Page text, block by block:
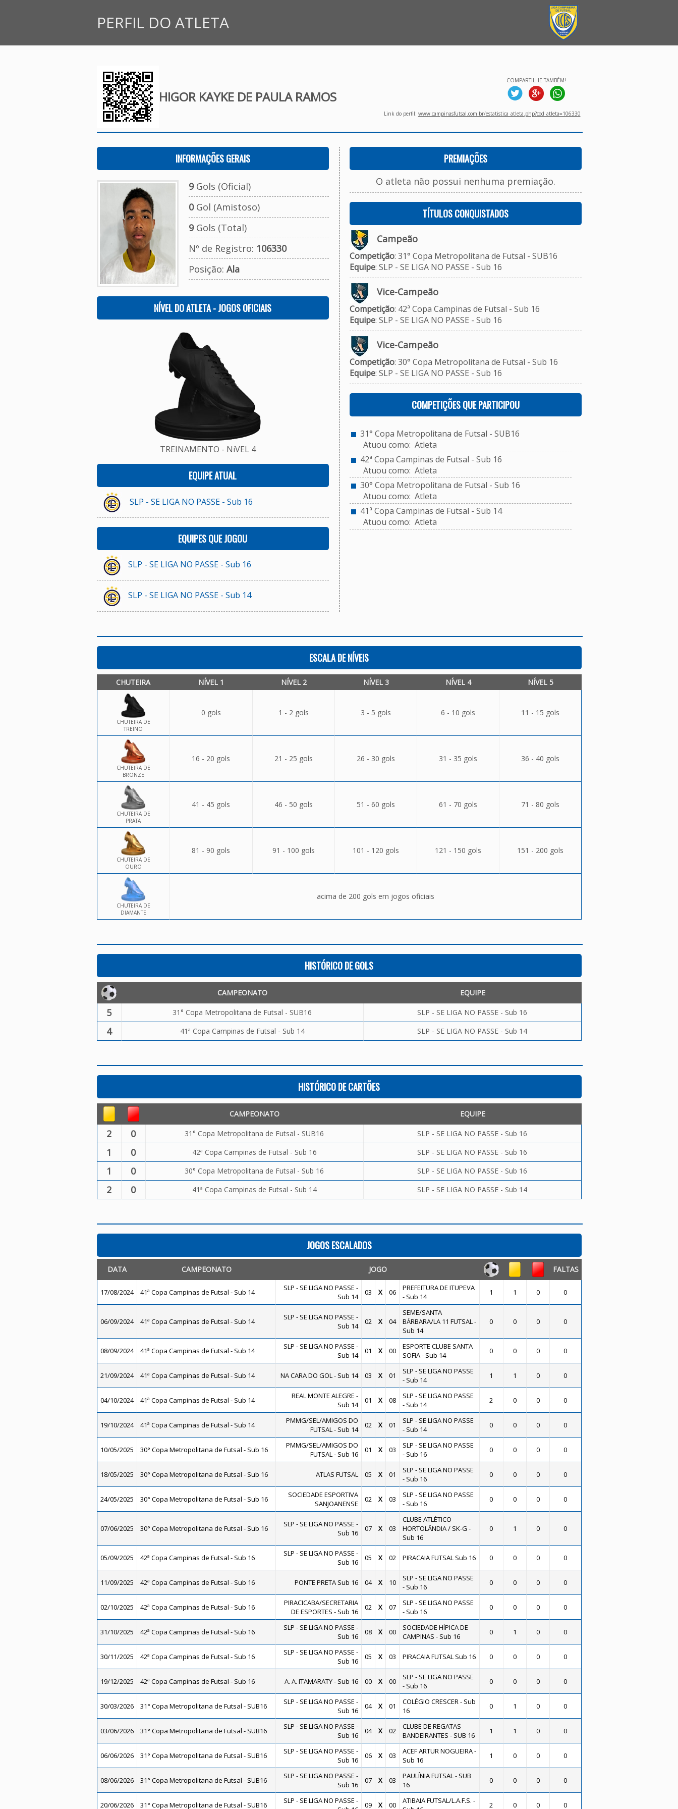
PERFIL DO ATLETA
HIGOR KAYKE DE PAULA RAMOS
COMPARTILHE TAMBÉM!
Link do perfil: www.campinasfutsal.com.br/estatistica_atleta.php?cod_atleta=106330
INFORMAÇÕES GERAIS
9Gols (Oficial)
0Gol (Amistoso)
9Gols (Total)
Nº de Registro: 106330
Posição: Ala
NÍVEL DO ATLETA - JOGOS OFICIAIS
TREINAMENTO - NíVEL 4
EQUIPE ATUAL
SLP - SE LIGA NO PASSE - Sub 16
EQUIPES QUE JOGOU
SLP - SE LIGA NO PASSE - Sub 16
SLP - SE LIGA NO PASSE - Sub 14
PREMIAÇÕES
O atleta não possui nenhuma premiação.
TÍTULOS CONQUISTADOS
Campeão
Competição: 31° Copa Metropolitana de Futsal - SUB16
Equipe: SLP - SE LIGA NO PASSE - Sub 16
Vice-Campeão
Competição: 42ª Copa Campinas de Futsal - Sub 16
Equipe: SLP - SE LIGA NO PASSE - Sub 16
Vice-Campeão
Competição: 30° Copa Metropolitana de Futsal - Sub 16
Equipe: SLP - SE LIGA NO PASSE - Sub 16
COMPETIÇÕES QUE PARTICIPOU
31° Copa Metropolitana de Futsal - SUB16
Atuou como: Atleta
42ª Copa Campinas de Futsal - Sub 16
Atuou como: Atleta
30° Copa Metropolitana de Futsal - Sub 16
Atuou como: Atleta
41ª Copa Campinas de Futsal - Sub 14
Atuou como: Atleta
ESCALA DE NÍVEIS
CHUTEIRA NÍVEL 1 NÍVEL 2 NÍVEL 3 NÍVEL 4 NÍVEL 5
CHUTEIRA DE
TREINO
0 gols 1 - 2 gols 3 - 5 gols 6 - 10 gols 11 - 15 gols
CHUTEIRA DE
BRONZE
16 - 20 gols 21 - 25 gols 26 - 30 gols 31 - 35 gols 36 - 40 gols
CHUTEIRA DE
PRATA
41 - 45 gols 46 - 50 gols 51 - 60 gols 61 - 70 gols 71 - 80 gols
CHUTEIRA DE
OURO
81 - 90 gols 91 - 100 gols 101 - 120 gols 121 - 150 gols 151 - 200 gols
CHUTEIRA DE
DIAMANTE
acima de 200 gols em jogos oficiais
HISTÓRICO DE GOLS
CAMPEONATO EQUIPE
5 31° Copa Metropolitana de Futsal - SUB16 SLP - SE LIGA NO PASSE - Sub 16
4 41ª Copa Campinas de Futsal - Sub 14 SLP - SE LIGA NO PASSE - Sub 14
HISTÓRICO DE CARTÕES
CAMPEONATO EQUIPE
2 0 31° Copa Metropolitana de Futsal - SUB16 SLP - SE LIGA NO PASSE - Sub 16
1 0 42ª Copa Campinas de Futsal - Sub 16 SLP - SE LIGA NO PASSE - Sub 16
1 0 30° Copa Metropolitana de Futsal - Sub 16 SLP - SE LIGA NO PASSE - Sub 16
2 0 41ª Copa Campinas de Futsal - Sub 14 SLP - SE LIGA NO PASSE - Sub 14
JOGOS ESCALADOS
DATA CAMPEONATO JOGO FALTAS
17/08/2024 41ª Copa Campinas de Futsal - Sub 14
SLP - SE LIGA NO PASSE -
Sub 14
03 X 06
PREFEITURA DE ITUPEVA
- Sub 14
1 1 0 0
06/09/2024 41ª Copa Campinas de Futsal - Sub 14
SLP - SE LIGA NO PASSE -
Sub 14
02 X 04
SEME/SANTA
BÁRBARA/LA 11 FUTSAL -
Sub 14
0 0 0 0
08/09/2024 41ª Copa Campinas de Futsal - Sub 14
SLP - SE LIGA NO PASSE -
Sub 14
01 X 00
ESPORTE CLUBE SANTA
SOFIA - Sub 14
0 0 0 0
21/09/2024 41ª Copa Campinas de Futsal - Sub 14 NA CARA DO GOL - Sub 14 03 X 01
SLP - SE LIGA NO PASSE
- Sub 14
1 1 0 0
04/10/2024 41ª Copa Campinas de Futsal - Sub 14
REAL MONTE ALEGRE -
Sub 14
01 X 08
SLP - SE LIGA NO PASSE
- Sub 14
2 0 0 0
19/10/2024 41ª Copa Campinas de Futsal - Sub 14
PMMG/SEL/AMIGOS DO
FUTSAL - Sub 14
02 X 01
SLP - SE LIGA NO PASSE
- Sub 14
0 0 0 0
10/05/2025 30° Copa Metropolitana de Futsal - Sub 16
PMMG/SEL/AMIGOS DO
FUTSAL - Sub 16
01 X 03
SLP - SE LIGA NO PASSE
- Sub 16
0 0 0 0
18/05/2025 30° Copa Metropolitana de Futsal - Sub 16 ATLAS FUTSAL 05 X 01
SLP - SE LIGA NO PASSE
- Sub 16
0 0 0 0
24/05/2025 30° Copa Metropolitana de Futsal - Sub 16
SOCIEDADE ESPORTIVA
SANJOANENSE
02 X 03
SLP - SE LIGA NO PASSE
- Sub 16
0 0 0 0
07/06/2025 30° Copa Metropolitana de Futsal - Sub 16
SLP - SE LIGA NO PASSE -
Sub 16
07 X 03
CLUBE ATLÉTICO
HORTOLÂNDIA / SK-G -
Sub 16
0 1 0 0
05/09/2025 42ª Copa Campinas de Futsal - Sub 16
SLP - SE LIGA NO PASSE -
Sub 16
05 X 02 PIRACAIA FUTSAL Sub 16 0 0 0 0
11/09/2025 42ª Copa Campinas de Futsal - Sub 16 PONTE PRETA Sub 16 04 X 10
SLP - SE LIGA NO PASSE
- Sub 16
0 0 0 0
02/10/2025 42ª Copa Campinas de Futsal - Sub 16
PIRACICABA/SECRETARIA
DE ESPORTES - Sub 16
02 X 07
SLP - SE LIGA NO PASSE
- Sub 16
0 0 0 0
31/10/2025 42ª Copa Campinas de Futsal - Sub 16
SLP - SE LIGA NO PASSE -
Sub 16
08 X 00
SOCIEDADE HÍPICA DE
CAMPINAS - Sub 16
0 1 0 0
30/11/2025 42ª Copa Campinas de Futsal - Sub 16
SLP - SE LIGA NO PASSE -
Sub 16
05 X 03 PIRACAIA FUTSAL Sub 16 0 0 0 0
19/12/2025 42ª Copa Campinas de Futsal - Sub 16 A. A. ITAMARATY - Sub 16 00 X 00
SLP - SE LIGA NO PASSE
- Sub 16
0 0 0 0
30/03/2026 31° Copa Metropolitana de Futsal - SUB16
SLP - SE LIGA NO PASSE -
Sub 16
04 X 01
COLÉGIO CRESCER - Sub
16
0 1 0 0
03/06/2026 31° Copa Metropolitana de Futsal - SUB16
SLP - SE LIGA NO PASSE -
Sub 16
04 X 02
CLUBE DE REGATAS
BANDEIRANTES - SUB 16
1 1 0 0
06/06/2026 31° Copa Metropolitana de Futsal - SUB16
SLP - SE LIGA NO PASSE -
Sub 16
06 X 03
ACEF ARTUR NOGUEIRA -
Sub 16
1 0 0 0
08/06/2026 31° Copa Metropolitana de Futsal - SUB16
SLP - SE LIGA NO PASSE -
Sub 16
07 X 03
PAULÍNIA FUTSAL - SUB
16
0 0 0 0
20/06/2026 31° Copa Metropolitana de Futsal - SUB16
SLP - SE LIGA NO PASSE -
09 X 00
ATIBAIA FUTSAL/L.A.F.S. -
2 0 0 0